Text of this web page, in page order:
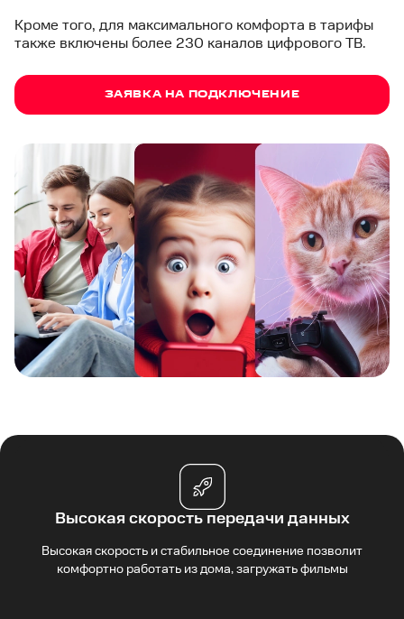
Кроме того, для максимального комфорта в тарифы
также включены более 230 каналов цифрового ТВ.
ЗАЯВКА НА ПОДКЛЮЧЕНИЕ
Высокая скорость передачи данных
Высокая скорость и стабильное соединение позволит
комфортно работать из дома, загружать фильмы